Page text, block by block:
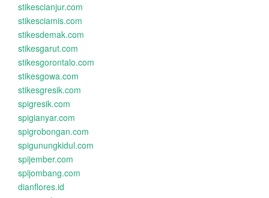
stikescianjur.com
stikesciamis.com
stikesdemak.com
stikesgarut.com
stikesgorontalo.com
stikesgowa.com
stikesgresik.com
spigresik.com
spigianyar.com
spigrobongan.com
spigunungkidul.com
spijember.com
spijombang.com
dianflores.id